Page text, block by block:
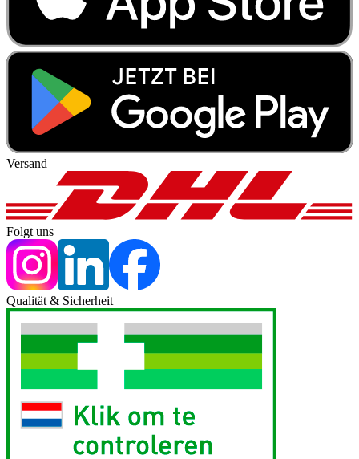
Versand
Folgt uns
Qualität & Sicherheit